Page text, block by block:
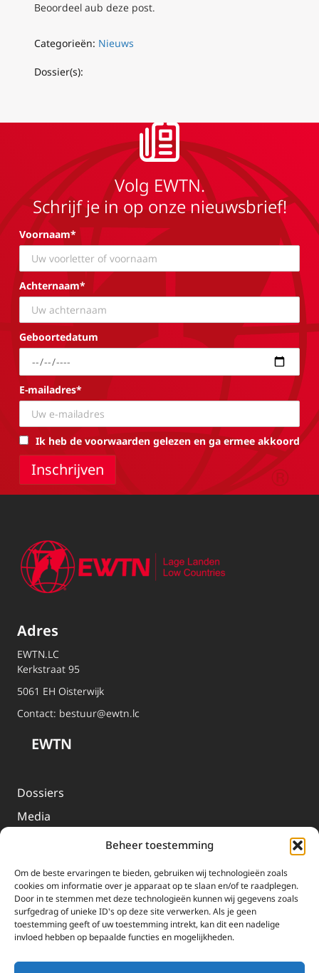
Beheer toestemming
Om de beste ervaringen te bieden, gebruiken wij technologieën zoals
cookies om informatie over je apparaat op te slaan en/of te raadplegen.
Door in te stemmen met deze technologieën kunnen wij gegevens zoals
surfgedrag of unieke ID's op deze site verwerken. Als je geen
toestemming geeft of uw toestemming intrekt, kan dit een nadelige
invloed hebben op bepaalde functies en mogelijkheden.
Beoordeel aub deze post.
Categorieën: Nieuws
Dossier(s):
Volg EWTN.
Schrijf je in op onze nieuwsbrief!
Voornaam*
Achternaam*
Geboortedatum
E-mailadres*
Ik heb de voorwaarden gelezen en ga ermee akkoord
Adres
EWTN.LC
Kerkstraat 95
5061 EH Oisterwijk
Contact: bestuur@ewtn.lc
EWTN
Dossiers
Media
Informatie
Missie
Over EWTN
Geschiedenis